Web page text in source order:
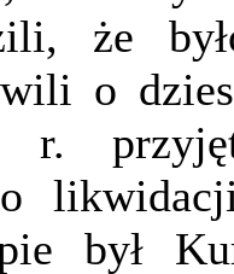
że
o
r.
był